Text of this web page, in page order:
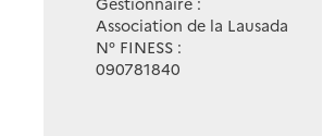
Association de la Lausada
N° FINESS :
090781840